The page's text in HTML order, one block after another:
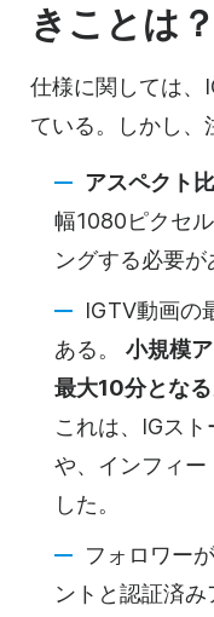
きことは？
仕様に関しては、
ている。しかし、
アスペクト
幅1080ピクセ
ングする必要が
IGTV動画の
ある。 小規模
最大10分となる
これは、IGス
や、インフィ
した。
フォロワー
ントと認証済み